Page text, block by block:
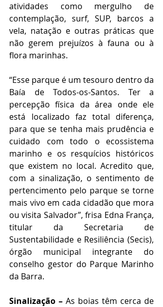
atividades como mergulho de
contemplação, surf, SUP, barcos a
vela, natação e outras práticas que
não gerem prejuízos à fauna ou à
flora marinhas.
“Esse parque é um tesouro dentro da
Baía de Todos-os-Santos. Ter a
percepção física da área onde ele
está localizado faz total diferença,
para que se tenha mais prudência e
cuidado com todo o ecossistema
marinho e os resquícios históricos
que existem no local. Acredito que,
com a sinalização, o sentimento de
pertencimento pelo parque se torne
mais vivo em cada cidadão que mora
ou visita Salvador”, frisa Edna França,
titular da Secretaria de
Sustentabilidade e Resiliência (Secis),
órgão municipal integrante do
conselho gestor do Parque Marinho
da Barra.
Sinalização – As boias têm cerca de